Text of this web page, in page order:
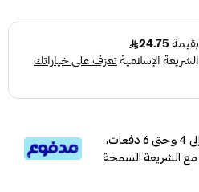
قسم دفعاتك بطريقة ميسرة إلى 4 وحتى 6 دفعات،
مع الشريعة السمحة